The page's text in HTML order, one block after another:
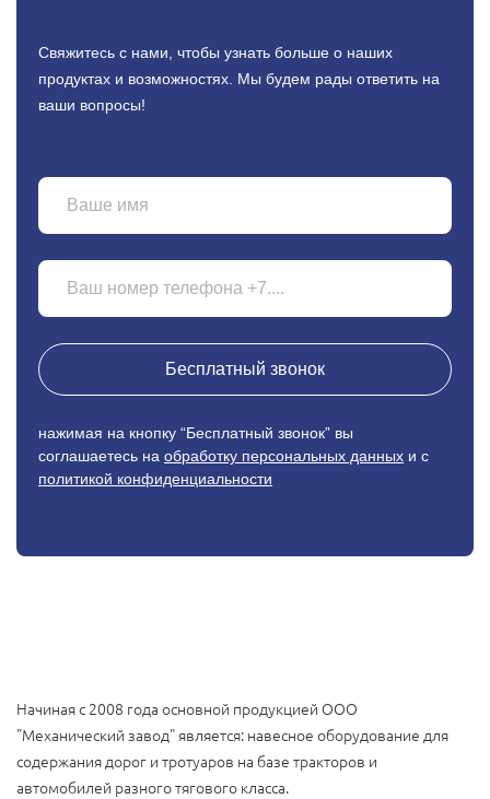
Свяжитесь с нами, чтобы узнать больше о наших
продуктах и возможностях. Мы будем рады ответить на
ваши вопросы!
Бесплатный звонок
нажимая на кнопку “Бесплатный звонок” вы
соглашаетесь на обработку персональных данных и с
политикой конфиденциальности
Начиная с 2008 года основной продукцией ООО
"Механический завод" является: навесное оборудование для
содержания дорог и тротуаров на базе тракторов и
автомобилей разного тягового класса.